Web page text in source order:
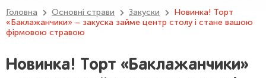
Головна Основні страви Закуски
Новинка! Торт
«Баклажанчики» – закуска займе центр столу і стане вашою
фірмовою стравою
Новинка! Торт «Баклажанчики»